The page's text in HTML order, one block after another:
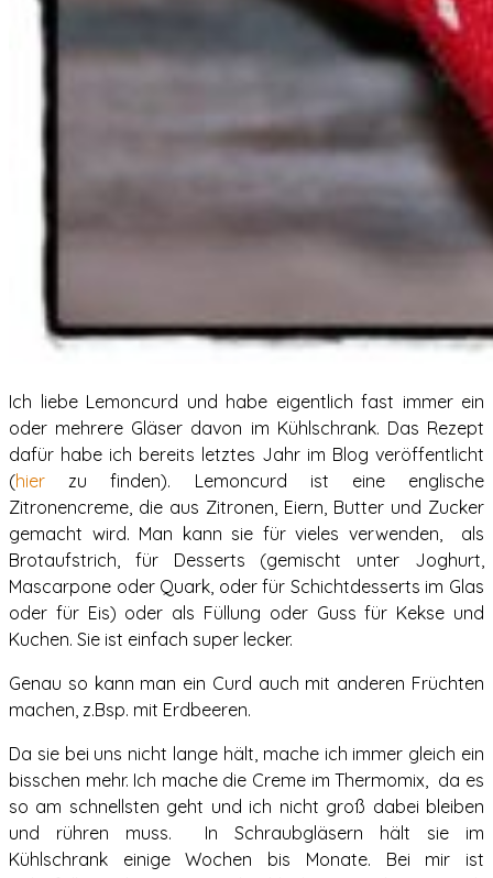
Ich liebe Lemoncurd und habe eigentlich fast immer ein
oder mehrere Gläser davon im Kühlschrank. Das Rezept
dafür habe ich bereits letztes Jahr im Blog veröffentlicht
(hier zu finden). Lemoncurd ist eine englische
Zitronencreme, die aus Zitronen, Eiern, Butter und Zucker
gemacht wird. Man kann sie für vieles verwenden, als
Brotaufstrich, für Desserts (gemischt unter Joghurt,
Mascarpone oder Quark, oder für Schichtdesserts im Glas
oder für Eis) oder als Füllung oder Guss für Kekse und
Kuchen. Sie ist einfach super lecker.
Genau so kann man ein Curd auch mit anderen Früchten
machen, z.Bsp. mit Erdbeeren.
Da sie bei uns nicht lange hält, mache ich immer gleich ein
bisschen mehr. Ich mache die Creme im Thermomix, da es
so am schnellsten geht und ich nicht groß dabei bleiben
und rühren muss. In Schraubgläsern hält sie im
Kühlschrank einige Wochen bis Monate. Bei mir ist